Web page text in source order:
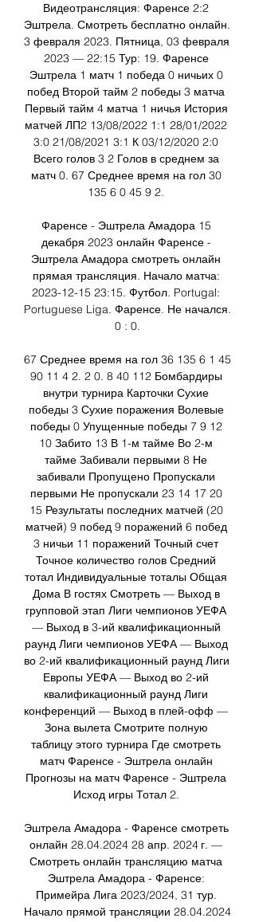
Видеотрансляция: Фаренсе 2:2
Эштрела. Смотреть бесплатно онлайн.
3 февраля 2023. Пятница, 03 февраля
2023 — 22:15 Тур: 19. Фаренсе
Эштрела 1 матч 1 победа 0 ничьих 0
побед Второй тайм 2 победы 3 матча
Первый тайм 4 матча 1 ничья История
матчей ЛП2 13/08/2022 1:1 28/01/2022
3:0 21/08/2021 3:1 К 03/12/2020 2:0
Всего голов 3 2 Голов в среднем за
матч 0. 67 Среднее время на гол 30
135 6 0 45 9 2.
Фаренсе - Эштрела Амадора 15
декабря 2023 онлайн Фаренсе -
Эштрела Амадора смотреть онлайн
прямая трансляция. Начало матча:
2023-12-15 23:15. Футбол. Portugal:
Portuguese Liga. Фаренсе. Не начался.
0 : 0.
67 Среднее время на гол 36 135 6 1 45
90 11 4 2. 2 0. 8 40 112 Бомбардиры
внутри турнира Карточки Сухие
победы 3 Сухие поражения Волевые
победы 0 Упущенные победы 7 9 12
10 Забито 13 В 1-м тайме Во 2-м
тайме Забивали первыми 8 Не
забивали Пропущено Пропускали
первыми Не пропускали 23 14 17 20
15 Результаты последних матчей (20
матчей) 9 побед 9 поражений 6 побед
3 ничьи 11 поражений Точный счет
Точное количество голов Средний
тотал Индивидуальные тоталы Общая
Дома В гостях Смотреть — Выход в
групповой этап Лиги чемпионов УЕФА
— Выход в 3-ий квалификационный
раунд Лиги чемпионов УЕФА — Выход
во 2-ий квалификационный раунд Лиги
Европы УЕФА — Выход во 2-ий
квалификационный раунд Лиги
конференций — Выход в плей-офф —
Зона вылета Смотрите полную
таблицу этого турнира Где смотреть
матч Фаренсе - Эштрела онлайн
Прогнозы на матч Фаренсе - Эштрела
Исход игры Тотал 2.
Эштрела Амадора - Фаренсе смотреть
онлайн 28.04.2024 28 апр. 2024 г. —
Смотреть онлайн трансляцию матча
Эштрела Амадора - Фаренсе:
Примейра Лига 2023/2024, 31 тур.
Начало прямой трансляции 28.04.2024